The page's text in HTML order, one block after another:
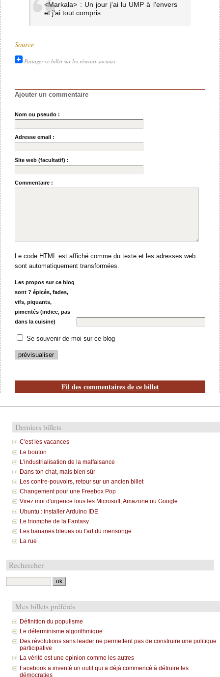
<Markala> : Un jour j'ai lu UMP à l'envers
et j'ai tout compris
Source
Partager ce billet sur les réseaux sociaux
Ajouter un commentaire
Nom ou pseudo :
Adresse email :
Site web (facultatif) :
Commentaire :
Le code HTML est affiché comme du texte et les adresses web
sont automatiquement transformées.
Les propos sur ce blog
sont ? épicés, fades,
vifs, piquants,
pimentés (indice, pas
dans la cuisine)
Se souvenir de moi sur ce blog
Fil des commentaires de ce billet
Derniers billets
C'est les vacances
Le bouton
L'industrialisation de la malfaisance
Dans ton chat, mais bien sûr
Les contre-pouvoirs, retour sur un ancien billet
Changement pour une Freebox Pop
Virez moi d'urgence tous les Microsoft, Amazone ou Google
Ubuntu : installer Arduino IDE
Le triomphe de la Fantasy
Les bananes bleues ou l'art du mensonge
La rue
Rechercher
Mes billets préférés
Définition du populisme
Le déterminisme algorithmique
Des révolutions sans leader ne permettent pas de construire une politique
participative
La vérité est une opinion comme les autres
Facebook a inventé un outil qui a déjà commencé à détruire les
démocraties